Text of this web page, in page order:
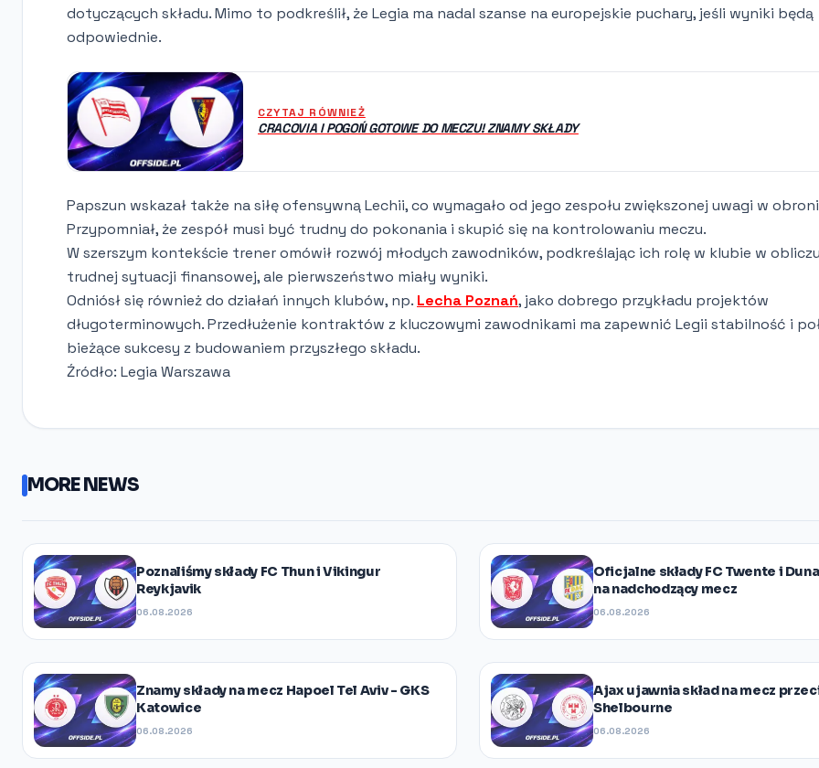
dotyczących składu. Mimo to podkreślił, że Legia ma nadal szanse na europejskie puchary, jeśli wyniki będą
odpowiednie.
CZYTAJ RÓWNIEŻ
CRACOVIA I POGOŃ GOTOWE DO MECZU! ZNAMY SKŁADY
Papszun wskazał także na siłę ofensywną Lechii, co wymagało od jego zespołu zwiększonej uwagi w
Przypomniał, że zespół musi być trudny do pokonania i skupić się na kontrolowaniu meczu.
W szerszym kontekście trener omówił rozwój młodych zawodników, podkreślając ich rolę w klubie w obliczu
trudnej sytuacji finansowej, ale pierwszeństwo miały wyniki.
Odniósł się również do działań innych klubów, np. Lecha Poznań, jako dobrego przykładu projektów
długoterminowych. Przedłużenie kontraktów z kluczowymi zawodnikami ma zapewnić Legii stabilność i
bieżące sukcesy z budowaniem przyszłego składu.
Źródło: Legia Warszawa
MORE NEWS
Poznaliśmy składy FC Thun i Vikingur
Reykjavik
06.08.2026
Oficjalne składy FC Twente i
na nadchodzący mecz
06.08.2026
Znamy składy na mecz Hapoel Tel Aviv - GKS
Katowice
06.08.2026
Ajax ujawnia skład na mecz
Shelbourne
06.08.2026